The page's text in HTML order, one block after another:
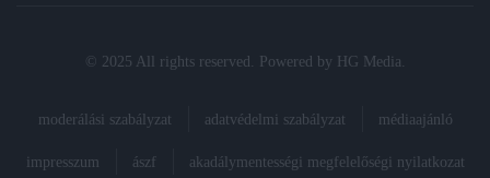
© 2025 All rights reserved. Powered by HG Media
moderálási szabályzat adatvédelmi szabályzat médiaajánló
impresszum ászf akadálymentességi megfelelőségi nyilatkozat